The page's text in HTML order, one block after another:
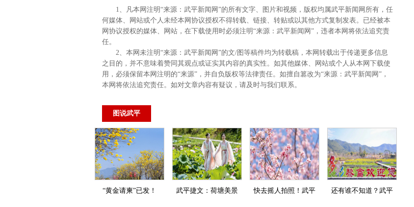
1、凡本网注明“来源：武平新闻网”的所有文字、图片和视频，版权均属武平新闻网所有，任
何媒体、网站或个人未经本网协议授权不得转载、链接、转贴或以其他方式复制发表。已经被本
网协议授权的媒体、网站，在下载使用时必须注明“来源：武平新闻网”，违者本网将依法追究责
任。
2、本网未注明“来源：武平新闻网”的文/图等稿件均为转载稿，本网转载出于传递更多信息
之目的，并不意味着赞同其观点或证实其内容的真实性。如其他媒体、网站或个人从本网下载使
用，必须保留本网注明的“来源”，并自负版权等法律责任。如擅自篡改为“来源：武平新闻网”，
本网将依法追究责任。如对文章内容有疑议，请及时与我们联系。
图说武平
“黄金请柬”已发！ 武平捷文：荷塘美景 快去摇人拍照！武平 还有谁不知道？武平